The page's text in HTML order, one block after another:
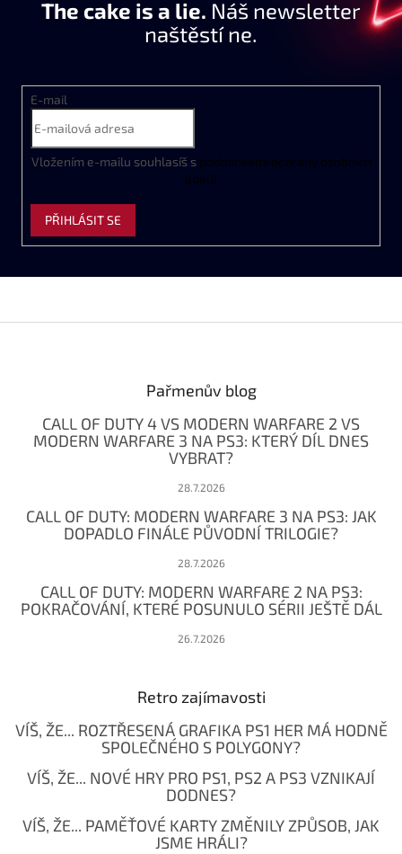
The cake is a lie. Náš newsletter
naštěstí ne.
E-mail
Vložením e-mailu souhlasíš s podmínkami ochrany osobních
údajů
PŘIHLÁSIT SE
Pařmenův blog
CALL OF DUTY 4 VS MODERN WARFARE 2 VS
MODERN WARFARE 3 NA PS3: KTERÝ DÍL DNES
VYBRAT?
28.7.2026
CALL OF DUTY: MODERN WARFARE 3 NA PS3: JAK
DOPADLO FINÁLE PŮVODNÍ TRILOGIE?
28.7.2026
CALL OF DUTY: MODERN WARFARE 2 NA PS3:
POKRAČOVÁNÍ, KTERÉ POSUNULO SÉRII JEŠTĚ DÁL
26.7.2026
Retro zajímavosti
VÍŠ, ŽE... ROZTŘESENÁ GRAFIKA PS1 HER MÁ HODNĚ
SPOLEČNÉHO S POLYGONY?
VÍŠ, ŽE... NOVÉ HRY PRO PS1, PS2 A PS3 VZNIKAJÍ
DODNES?
VÍŠ, ŽE... PAMĚŤOVÉ KARTY ZMĚNILY ZPŮSOB, JAK
JSME HRÁLI?